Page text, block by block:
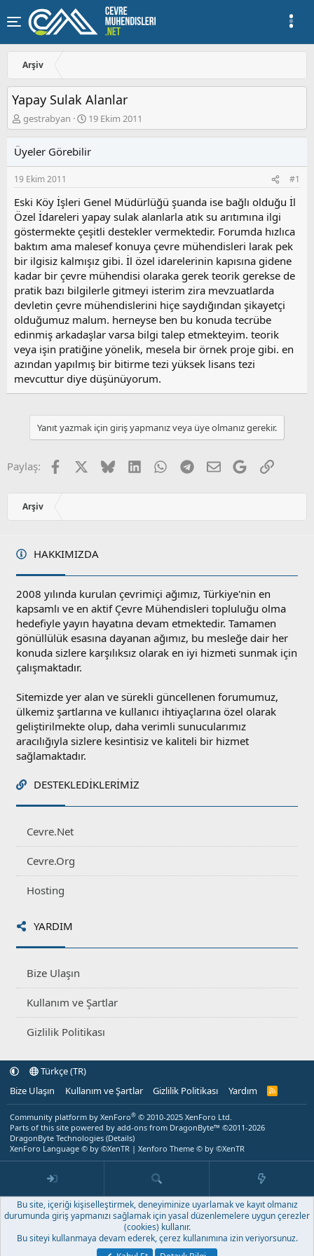
Arşiv
Yapay Sulak Alanlar
K
o
u
y
u
a
ş
l
a
t
a
n
gestrabyan
B
a
l
a
ı
ç
t
a
r
i
h
i
19 Ekim 2011
Üyeler Görebilir
19 Ekim 2011 #1
Eski Köy İşleri Genel Müdürlüğü şuanda ise bağlı olduğu İl
Özel İdareleri yapay sulak alanlarla atık su arıtımına ilgi
göstermekte çeşitli destekler vermektedir. Forumda hızlıca
baktım ama malesef konuya çevre mühendisleri larak pek
bir ilgisiz kalmışız gibi. İl özel idarelerinin kapısına gidene
kadar bir çevre mühendisi olaraka gerek teorik gerekse de
pratik bazı bilgilerle gitmeyi isterim zira mevzuatlarda
devletin çevre mühendislerini hiçe saydığından şikayetçi
olduğumuz malum. herneyse ben bu konuda tecrübe
edinmiş arkadaşlar varsa bilgi talep etmekteyim. teorik
veya işin pratiğine yönelik, mesela bir örnek proje gibi. en
azından yapılmış bir bitirme tezi yüksek lisans tezi
mevcuttur diye düşünüyorum.
Yanıt yazmak için giriş yapmanız veya üye olmanız gerekir.
Paylaş: Facebook BlueskyLinkedInWhatsApp
Telegram
E-postaGoogleLink
Arşiv
HAKKIMIZDA
2008 yılında kurulan çevrimiçi ağımız, Türkiye'nin en
kapsamlı ve en aktif Çevre Mühendisleri topluluğu olma
hedefiyle yayın hayatına devam etmektedir. Tamamen
gönüllülük esasına dayanan ağımız, bu mesleğe dair her
konuda sizlere karşılıksız olarak en iyi hizmeti sunmak için
çalışmaktadır.
Sitemizde yer alan ve sürekli güncellenen forumumuz,
ülkemiz şartlarına ve kullanıcı ihtiyaçlarına özel olarak
geliştirilmekte olup, daha verimli sunucularımız
aracılığıyla sizlere kesintisiz ve kaliteli bir hizmet
sağlamaktadır.
DESTEKLEDIKLERIMIZ
Cevre.Net
Cevre.Org
Hosting
YARDIM
Bize Ulaşın
Kullanım ve Şartlar
Gizlilik Politikası
Türkçe (TR)
Bize Ulaşın
Kullanım ve Şartlar Gizlilik Politikası Yardım
R
Community platform by XenForo® © 2010-2025 XenForo Ltd.
Parts of this site powered by add-ons from DragonByte™ ©2011-2026
DragonByte Technologies (Details)
XenForo Language © by ©XenTR | Xenforo Theme © by ©XenTR
Bu site, içeriği kişiselleştirmek, deneyiminize uyarlamak ve kayıt olmanız
durumunda giriş yapmanızı sağlamak için yasal düzenlemelere uygun çerezler
(cookies) kullanır.
Bu siteyi kullanmaya devam ederek, çerez kullanımına izin veriyorsunuz.